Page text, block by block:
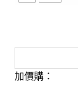
Alternative:
加價購：